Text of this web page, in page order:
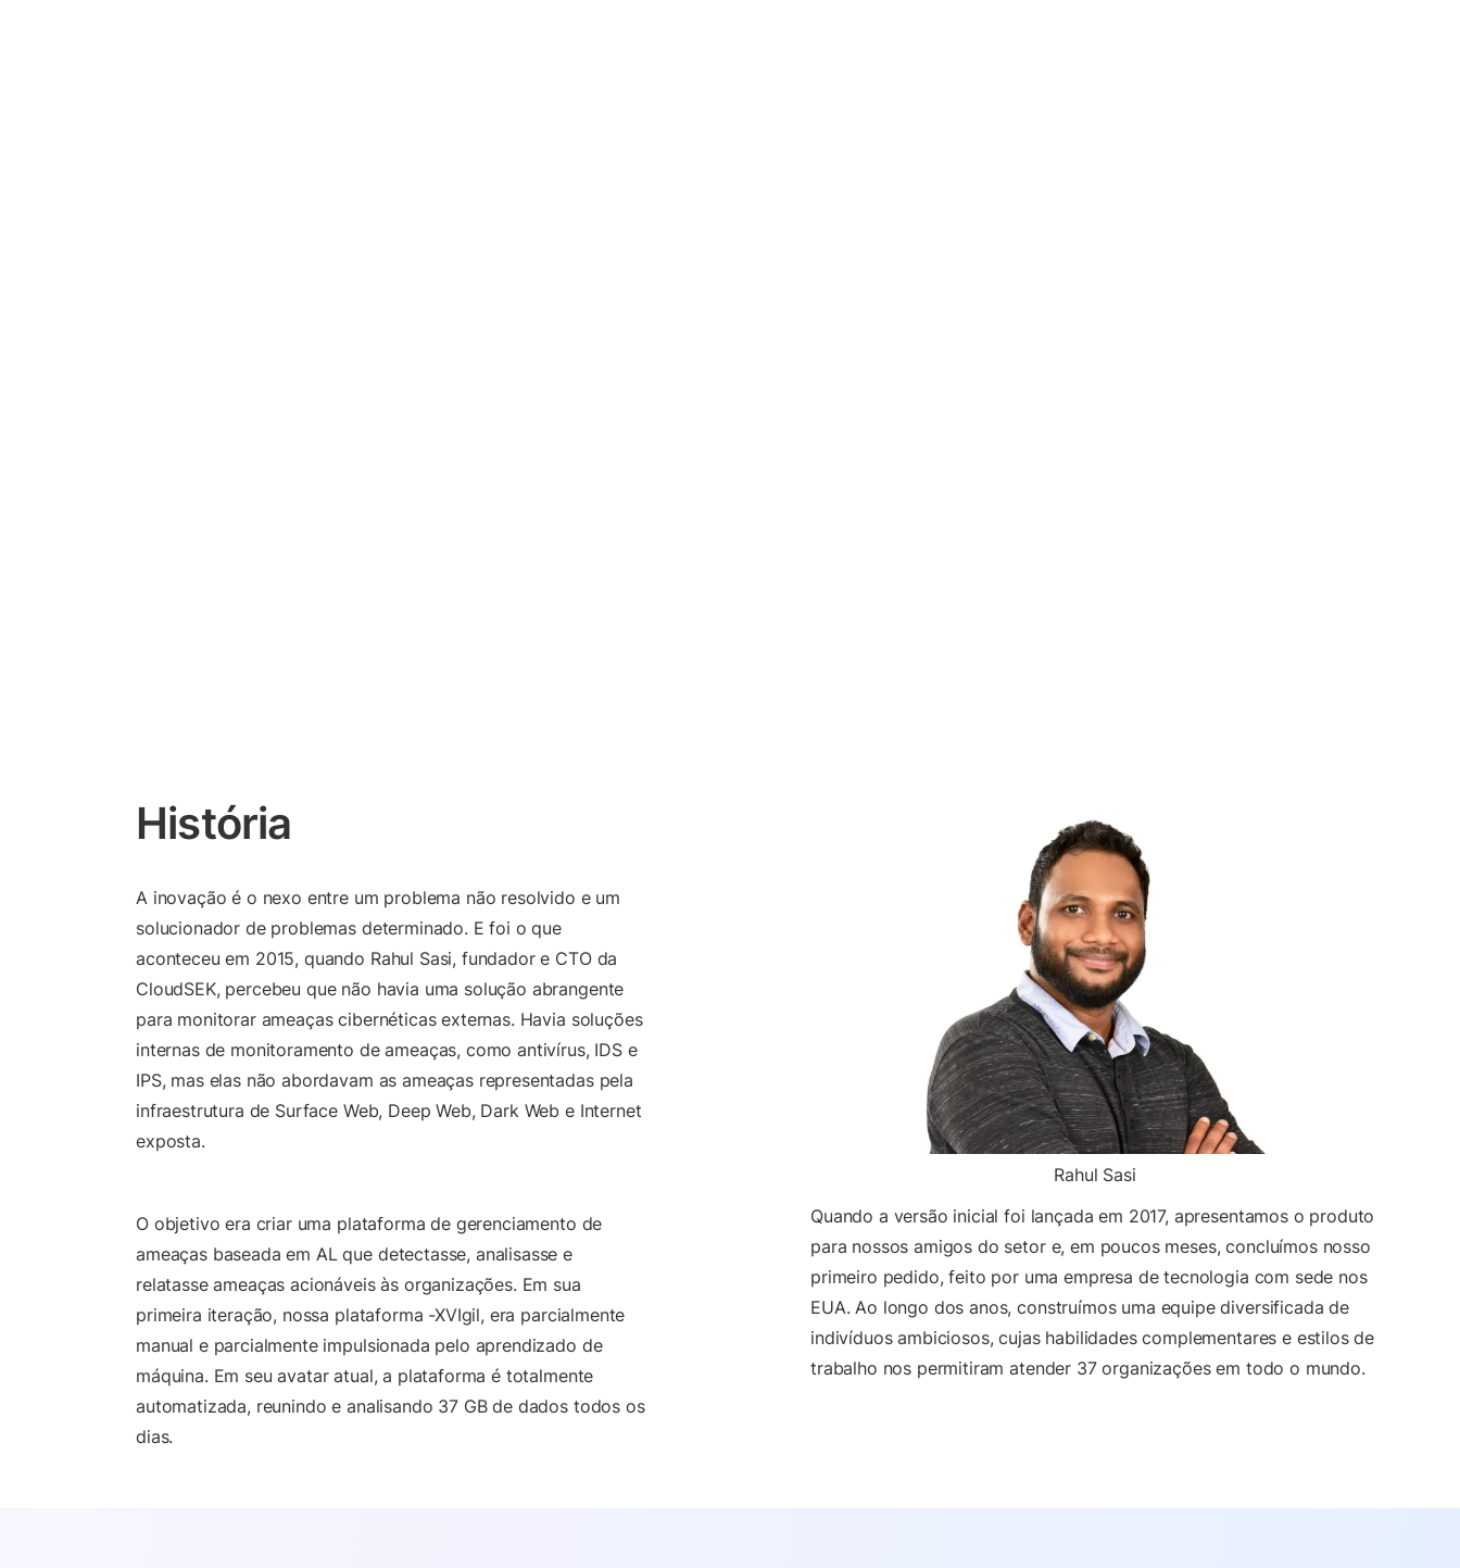
História
A inovação é o nexo entre um problema não resolvido e um
solucionador de problemas determinado. E foi o que
aconteceu em 2015, quando Rahul Sasi, fundador e CTO da
CloudSEK, percebeu que não havia uma solução abrangente
para monitorar ameaças cibernéticas externas. Havia soluções
internas de monitoramento de ameaças, como antivírus, IDS e
IPS, mas elas não abordavam as ameaças representadas pela
infraestrutura de Surface Web, Deep Web, Dark Web e Internet
exposta.
O objetivo era criar uma plataforma de gerenciamento de
ameaças baseada em AL que detectasse, analisasse e
relatasse ameaças acionáveis às organizações. Em sua
primeira iteração, nossa plataforma -XVIgil, era parcialmente
manual e parcialmente impulsionada pelo aprendizado de
máquina. Em seu avatar atual, a plataforma é totalmente
automatizada, reunindo e analisando 37 GB de dados todos os
dias.
Rahul Sasi
Quando a versão inicial foi lançada em 2017, apresentamos o produto
para nossos amigos do setor e, em poucos meses, concluímos nosso
primeiro pedido, feito por uma empresa de tecnologia com sede nos
EUA. Ao longo dos anos, construímos uma equipe diversificada de
indivíduos ambiciosos, cujas habilidades complementares e estilos de
trabalho nos permitiram atender 37 organizações em todo o mundo.